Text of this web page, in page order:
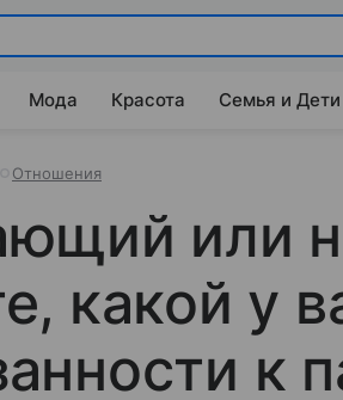
Мода Красота Семья и Дети
Отношения
или
какой у
к